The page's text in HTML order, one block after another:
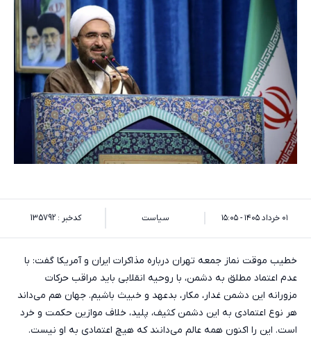
۰۱ خرداد ۱۴۰۵ - ۱۵:۰۵ سیاست کدخبر : 135792
خطیب موقت نماز جمعه تهران درباره مذاکرات ایران و آمریکا گفت: با
عدم اعتماد مطلق به دشمن، با روحیه انقلابی باید مراقب حرکات
مزورانه این دشمن غدار، مکار، بدعهد و خبیث باشیم. جهان هم می‌داند
هر نوع اعتمادی به این دشمن کثیف، پلید، خلاف موازین حکمت و خرد
است. این را اکنون همه عالم می‌دانند که هیچ اعتمادی به او نیست.